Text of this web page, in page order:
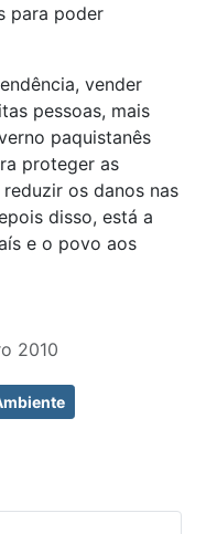
para poder
vender
pessoas, mais
paquistanês
proteger as
os danos nas
disso, está a
e o povo aos
2010